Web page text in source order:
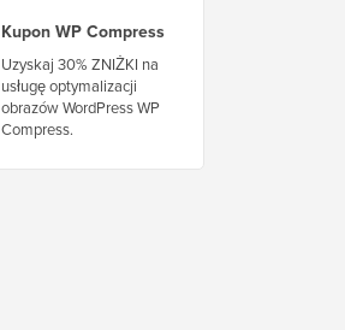
Kupon WP Compress
Uzyskaj 30% ZNIŻKI na
usługę optymalizacji
obrazów WordPress WP
Compress.